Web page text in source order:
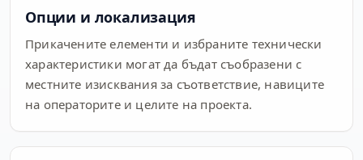
Опции и локализация
Прикачените елементи и избраните технически
характеристики могат да бъдат съобразени с
местните изисквания за съответствие, навиците
на операторите и целите на проекта.